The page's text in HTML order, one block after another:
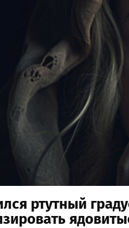
ртутный